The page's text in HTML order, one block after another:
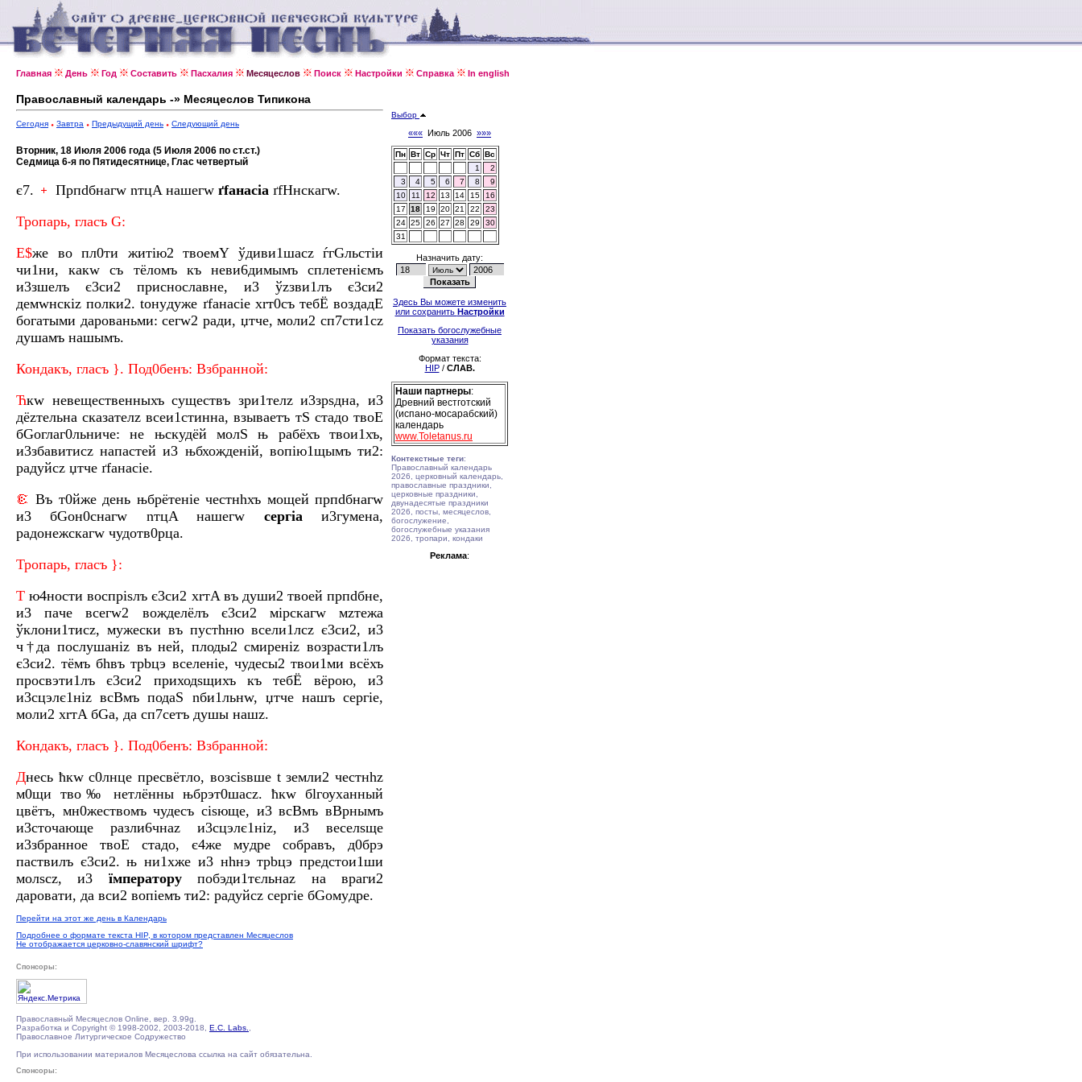
Главная День Год Составить Пасхалия Месяцеслов Поиск Настройки Справка In english
Православный календарь -» Месяцеслов Типикона
Сегодня Завтра Предыдущий день Следующий день
Вторник, 18 Июля 2006 года (5 Июля 2006 по ст.ст.)
Седмица 6-я по Пятидесятнице, Глас четвертый
є7. Прпdбнагw nтцA нaшегw ґfанaсіа ґfHнскагw.
Тропaрь, глaсъ G:
Е$же во пл0ти житію2 твоемY ўдиви1шасz ѓгGльстіи
чи1ни, кaкw съ тёломъ къ неви6димымъ сплетeніємъ
и3зшeлъ є3си2 приснослaвне, и3 ўzзви1лъ є3си2
дeмwнскіz полки2. toнyдуже ґfанaсіе хrт0съ тебЁ воздадE
богaтыми даровaньми: сегw2 рaди, џтче, моли2 сп7сти1сz
душaмъ нaшымъ.
Кондaкъ, глaсъ }. Под0бенъ: Взбрaнной:
Ћкw невещeственныхъ сущeствъ зри1телz и3зрsдна, и3
дёzтельна сказaтелz всеи1стинна, взывaетъ тS стaдо твоE
бGоглаг0льниче: не њскудёй молS њ рабёхъ твои1хъ,
и3збaвитисz напaстей и3 њбхождeній, вопію1щымъ ти2:
рaдуйсz џтче ґfанaсіе.
Въ т0йже дeнь њбрётеніе честнhхъ мощeй прпdбнагw
и3 бGон0снагw nтцA нaшегw сeргіаи3гyмена,
рaдонежскагw чудотв0рца.
Тропaрь, глaсъ }:
T ю4ности воспріsлъ є3си2 хrтA въ души2 твоeй прпdбне,
и3 пaче всегw2 вожделёлъ є3си2 мірскaгw мzтeжа
ўклони1тисz, мyжески въ пустhню всели1лсz є3си2, и3
ч†да послушaніz въ нeй, плоды2 смирeніz возрасти1лъ
є3си2. тёмъ бhвъ трbцэ вселeніе, чудесы2 твои1ми всёхъ
просвэти1лъ є3си2 приходsщихъ къ тебЁ вёрою, и3
и3сцэлє1ніz всBмъ подаS nби1льнw, џтче нaшъ сeргіе,
моли2 хrтA бGа, да сп7сeтъ дyшы нaшz.
Кондaкъ, глaсъ }. Под0бенъ: Взбрaнной:
Днeсь ћкw с0лнце пресвётло, возсіsвше t земли2 честнhz
м0щи тво‰ нетлённы њбрэт0шасz. ћкw бlгоухaнный
цвётъ, мн0жествомъ чудeсъ сіsюще, и3 всBмъ вBрнымъ
и3сточaюще разли6чнаz и3сцэлє1ніz, и3 веселsще
и3збрaнное твоE стaдо, є4же мyдре собрaвъ, д0брэ
пaствилъ є3си2. њ ни1хже и3 нhнэ трbцэ предстои1ши
молsсz, и3 їмперaторупобэди1тєльнаz на враги2
даровaти, да вси2 вопіeмъ ти2: рaдуйсz сeргіе бGомyдре.
Перейти на этот же день в Календарь
Подробнее о формате текста HIP, в котором представлен Месяцеслов
Не отображается церковно-славянский шрифт?
Выбор
««« Июль 2006 »»»
Пн Вт Ср Чт Пт Сб Вс
1
2
3
4 5 6 7 8
9
10
11 12 13 14 15
16
17
18 19 20 21 22
23
24 25 26 27 28 29
30
31
Назначить дату:
Здесь Вы можете изменить
или сохранить Настройки
Показать богослужебные
указания
Формат текста:
HIP/ СЛАВ.
Наши партнеры:
Древний вестготский
(испано-мосарабский)
календарь
www.Toletanus.ru
Контекстные теги:
Православный календарь
2026, церковный календарь,
православные праздники,
церковные праздники,
двунадесятые праздники
2026, посты, месяцеслов,
богослужение,
богослужебные указания
2026, тропари, кондаки
Реклама:
Спонсоры:
Православный Месяцеслов Online, вер. 3.99g.
Разработка и Copyright © 1998-2002, 2003-2018, E.C. Labs.
Православное Литургическое Содружество
При использовании материалов Месяцеслова ссылка на сайт обязательна.
Спонсоры: